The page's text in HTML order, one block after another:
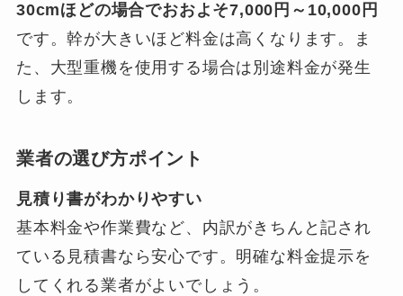
30cmほどの場合でおおよそ7,000円～10,000円
です。幹が大きいほど料金は高くなります。ま
た、大型重機を使用する場合は別途料金が発生
します。
業者の選び方ポイント
見積り書がわかりやすい
基本料金や作業費など、内訳がきちんと記され
ている見積書なら安心です。明確な料金提示を
してくれる業者がよいでしょう。